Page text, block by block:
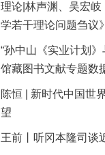
理论|林声渊、吴宏
学若干理论问题刍议》
“孙中山《实业计划
馆藏图书文献专题数
陈恒 | 新时代中国世
望
王前丨听冈本隆司谈